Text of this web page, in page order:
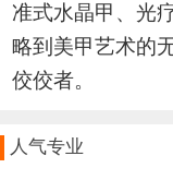
准式水晶甲、光
略到美甲艺术的
佼佼者。
人气专业